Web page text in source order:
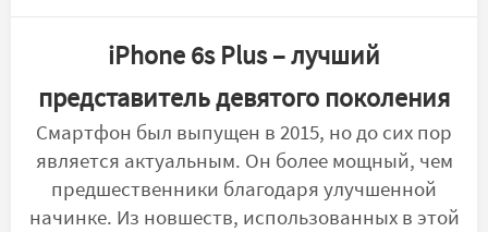
iPhone 6s Plus – лучший
представитель девятого поколения
Смартфон был выпущен в 2015, но до сих пор
является актуальным. Он более мощный, чем
предшественники благодаря улучшенной
начинке. Из новшеств, использованных в этой